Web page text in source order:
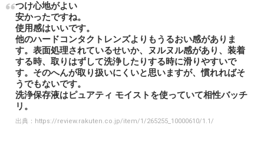
つけ心地がよい
安かったですね。
使用感はいいです。
他のハードコンタクトレンズよりもうるおい感がありま
す。表面処理されているせいか、ヌルヌル感があり、装着
する時、取りはずして洗浄したりする時に滑りやすいで
す。そのへんが取り扱いにくいと思いますが、慣れればそ
うでもないです。
洗浄保存液はピュアティ モイストを使っていて相性バッチ
リ。
出典： https://review.rakuten.co.jp/item/1/265255_10000610/1.1/